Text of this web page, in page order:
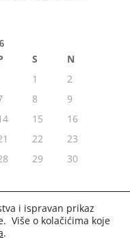
S
N
1
2
8
9
15
16
22
23
29
30
i ispravan prikaz
Više o kolačićima koje
.